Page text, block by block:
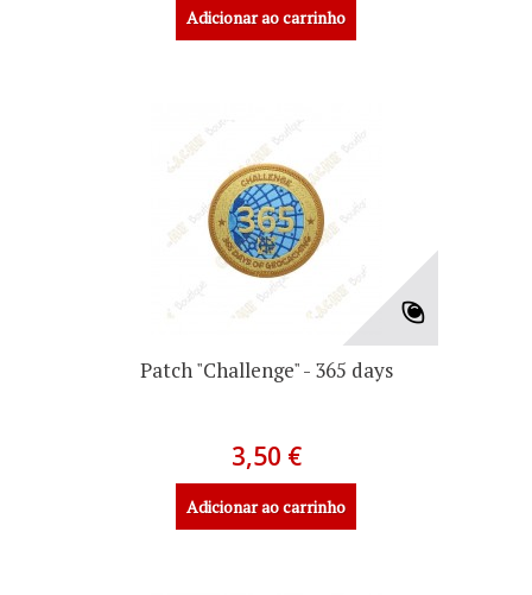
Adicionar ao carrinho
Patch "Challenge" - 365 days
3,50 €
Adicionar ao carrinho